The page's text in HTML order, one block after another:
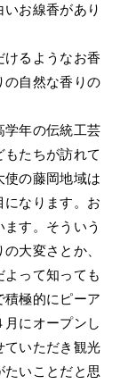
お線香があり
るようなお香
の自然な香りの
年の伝統工芸
もたちが訪れて
使の藤岡地域は
なります。お
す。そういう
大変さとか、
って知っても
積極的にピーア
にオープンし
ていただき観光
いことだと思